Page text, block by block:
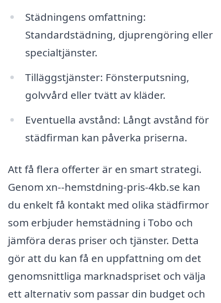
Städningens omfattning:
Standardstädning, djuprengöring eller
specialtjänster.
Tilläggstjänster: Fönsterputsning,
golvvård eller tvätt av kläder.
Eventuella avstånd: Långt avstånd för
städfirman kan påverka priserna.
Att få flera offerter är en smart strategi.
Genom xn--hemstdning-pris-4kb.se kan
du enkelt få kontakt med olika städfirmor
som erbjuder hemstädning i Tobo och
jämföra deras priser och tjänster. Detta
gör att du kan få en uppfattning om det
genomsnittliga marknadspriset och välja
ett alternativ som passar din budget och